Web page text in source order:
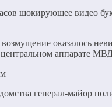
шокирующее видео
оказалось
центральном аппарате
генерал-майор